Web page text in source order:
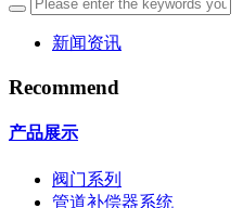
新闻资讯
Recommend
产品展示
阀门系列
管道补偿器系统